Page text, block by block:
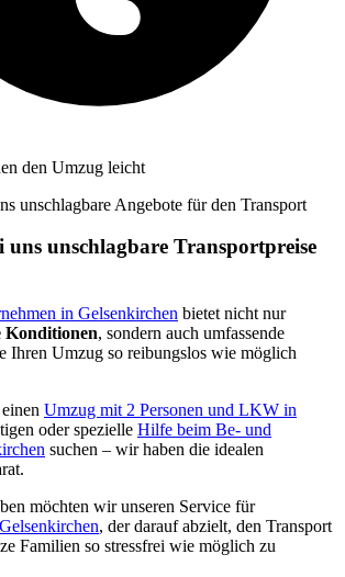
den Umzug leicht
unschlagbare Angebote für den Transport
uns unschlagbare Transportpreise
in Gelsenkirchen bietet nicht nur
Konditionen, sondern auch umfassende
Ihren Umzug so reibungslos wie möglich
Umzug mit 2 Personen und LKW in
oder spezielle Hilfe beim Be- und
suchen – wir haben die idealen
möchten wir unseren Service für
, der darauf abzielt, den Transport
Familien so stressfrei wie möglich zu